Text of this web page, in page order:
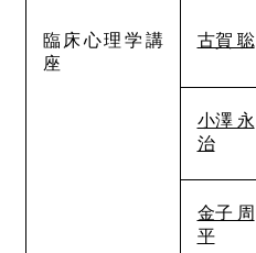
臨床心理学講
座
古賀 聡
小澤 永
治
金子 周
平